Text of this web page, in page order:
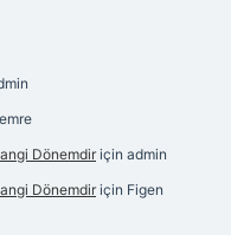
Dönemdiriçin admin
Dönemdiriçin Figen